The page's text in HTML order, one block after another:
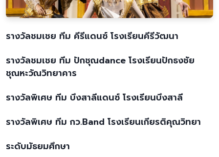
รางวัลชมเชย ทีม คีรีแดนซ์ โรงเรียนคีรีวัฒนา
รางวัลชมเชย ทีม ปักชุณdance โรงเรียนปักธงชัย
ชุณหะวัณวิทยาคาร
รางวัลพิเศษ ทีม บึงสาลีแดนซ์ โรงเรียนบึงสาลี
รางวัลพิเศษ ทีม กว.Band โรงเรียนเกียรติคุณวิทยา
ระดับมัธยมศึกษา